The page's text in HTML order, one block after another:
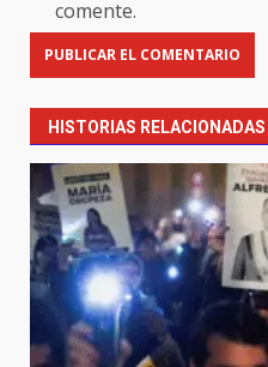
comente.
HISTORIAS RELACIONADAS